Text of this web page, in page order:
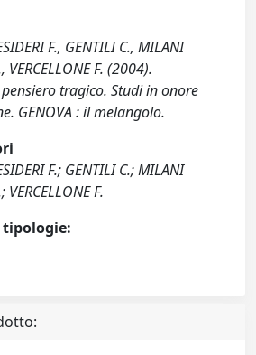
F., GENTILI C., MILANI
VERCELLONE F. (2004).
tragico. Studi in onore
GENOVA : il melangolo.
F.; GENTILI C.; MILANI
VERCELLONE F.
tipologie: